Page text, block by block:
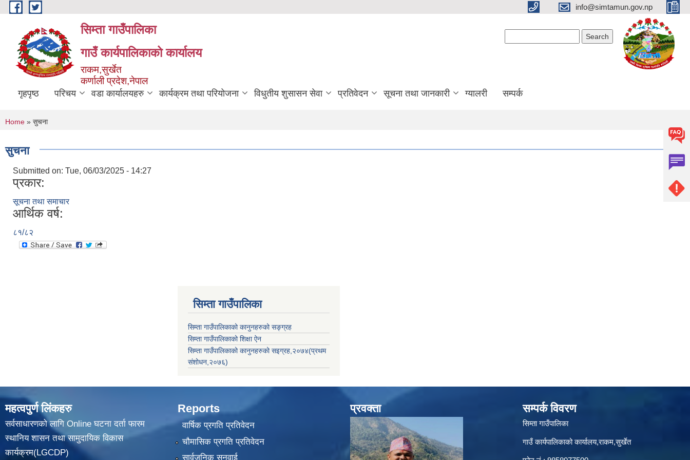
Skip to main content info@simtamun.gov.np
सिम्ता गाउँपालिका
गाउँ कार्यपालिकाको कार्यालय
राकम,सुर्खेत
कर्णाली प्रदेश,नेपाल
गृहपृष्ठ परिचय वडा कार्यालयहरु कार्यक्रम तथा परियोजना विधुतीय शुसासन सेवा प्रतिवेदन सूचना तथा जानकारी ग्यालरी सम्पर्क
You are here
Home » सुचना
सुचना
Submitted on: Tue, 06/03/2025 - 14:27
प्रकार:
सूचना तथा समाचार
आर्थिक वर्ष:
८१/८२
सिम्ता गाउँपालिका
सिम्ता गाउँपालिकाको कानुनहरुको सङ्ग्रह
सिम्ता गाउँपालिकाको शिक्षा ऐन
सिम्ता गाउँपालिकाको कानुनहरुको सइग्रह,२०७४(प्रथम
संशोधन,२०७६)
महत्वपुर्ण लिंकहरु
सर्वसाधारणको लागि Online घटना दर्ता फारम
स्थानिय शासन तथा सामुदायिक विकास
कार्यक्रम(LGCDP)
Reports
वार्षिक प्रगति प्रतिवेदन
चौमासिक प्रगति प्रतिवेदन
सार्वजनिक सुनुवाई
प्रवक्ता सम्पर्क विवरण
सिम्ता गाउँपालिका
गाउँ कार्यपालिकाको कार्यालय,राकम,सुर्खेत